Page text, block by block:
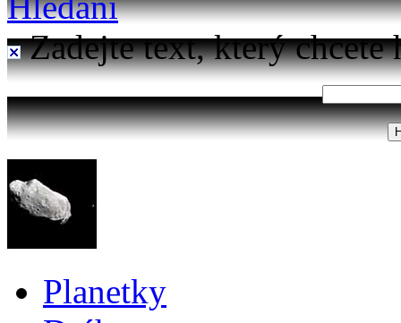
Zadejte text, který chcete
Planetky